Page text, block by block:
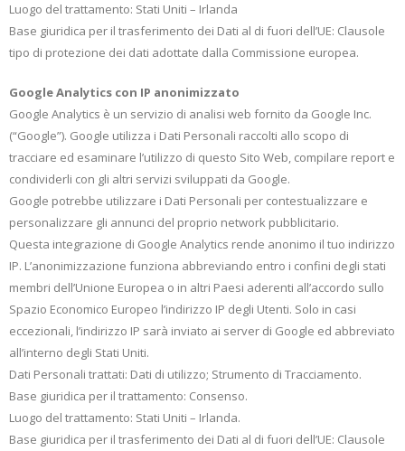
Luogo del trattamento: Stati Uniti – Irlanda
Base giuridica per il trasferimento dei Dati al di fuori dell’UE: Clausole
tipo di protezione dei dati adottate dalla Commissione europea.
Google Analytics con IP anonimizzato
Google Analytics è un servizio di analisi web fornito da Google Inc.
(“Google”). Google utilizza i Dati Personali raccolti allo scopo di
tracciare ed esaminare l’utilizzo di questo Sito Web, compilare report e
condividerli con gli altri servizi sviluppati da Google.
Google potrebbe utilizzare i Dati Personali per contestualizzare e
personalizzare gli annunci del proprio network pubblicitario.
Questa integrazione di Google Analytics rende anonimo il tuo indirizzo
IP. L’anonimizzazione funziona abbreviando entro i confini degli stati
membri dell’Unione Europea o in altri Paesi aderenti all’accordo sullo
Spazio Economico Europeo l’indirizzo IP degli Utenti. Solo in casi
eccezionali, l’indirizzo IP sarà inviato ai server di Google ed abbreviato
all’interno degli Stati Uniti.
Dati Personali trattati: Dati di utilizzo; Strumento di Tracciamento.
Base giuridica per il trattamento: Consenso.
Luogo del trattamento: Stati Uniti – Irlanda.
Base giuridica per il trasferimento dei Dati al di fuori dell’UE: Clausole